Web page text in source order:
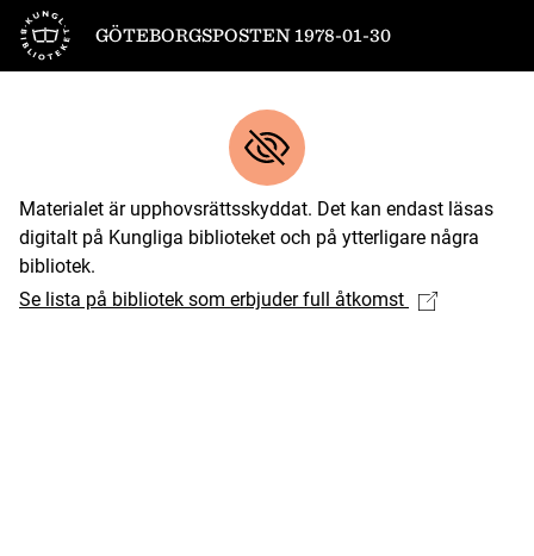
Till startsidan
GÖTEBORGSPOSTEN 1978-01-30
Materialet är upphovsrättsskyddat. Det kan endast läsas
digitalt på Kungliga biblioteket och på ytterligare några
bibliotek.
Se lista på bibliotek som erbjuder full åtkomst